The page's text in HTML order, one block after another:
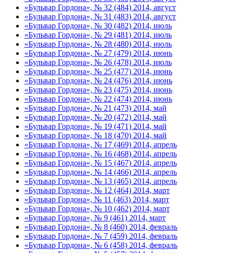
«Бульвар Гордона», № 32 (484) 2014, август
«Бульвар Гордона», № 31 (483) 2014, август
«Бульвар Гордона», № 30 (482) 2014, июль
«Бульвар Гордона», № 29 (481) 2014, июль
«Бульвар Гордона», № 28 (480) 2014, июль
«Бульвар Гордона», № 27 (479) 2014, июнь
«Бульвар Гордона», № 26 (478) 2014, июль
«Бульвар Гордона», № 25 (477) 2014, июнь
«Бульвар Гордона», № 24 (476) 2014, июнь
«Бульвар Гордона», № 23 (475) 2014, июнь
«Бульвар Гордона», № 22 (474) 2014, июнь
«Бульвар Гордона», № 21 (473) 2014, май
«Бульвар Гордона», № 20 (472) 2014, май
«Бульвар Гордона», № 19 (471) 2014, май
«Бульвар Гордона», № 18 (470) 2014, май
«Бульвар Гордона», № 17 (469) 2014, апрель
«Бульвар Гордона», № 16 (468) 2014, апрель
«Бульвар Гордона», № 15 (467) 2014, апрель
«Бульвар Гордона», № 14 (466) 2014, апрель
«Бульвар Гордона», № 13 (465) 2014, апрель
«Бульвар Гордона», № 12 (464) 2014, март
«Бульвар Гордона», № 11 (463) 2014, март
«Бульвар Гордона», № 10 (462) 2014, март
«Бульвар Гордона», № 9 (461) 2014, март
«Бульвар Гордона», № 8 (460) 2014, февраль
«Бульвар Гордона», № 7 (459) 2014, февраль
«Бульвар Гордона», № 6 (458) 2014, февраль